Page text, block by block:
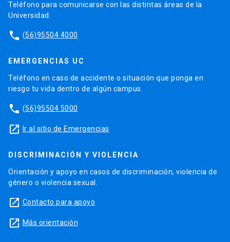
Teléfono para comunicarse con las distintas áreas de la
Universidad.
phone (56)95504 4000
EMERGENCIAS UC
Teléfono en caso de accidente o situación que ponga en
riesgo tu vida dentro de algún campus.
phone (56)95504 5000
launch Ir al sitio de Emergencias
DISCRIMINACIÓN Y VIOLENCIA
Orientación y apoyo en casos de discriminación, violencia de
género o violencia sexual.
launch Contacto para apoyo
launch Más orientación